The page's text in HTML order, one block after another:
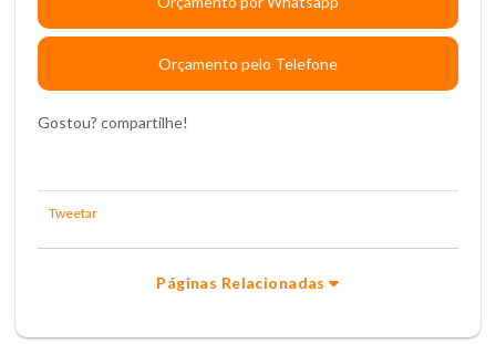
Orçamento pelo Telefone
Gostou? compartilhe!
Tweetar
Páginas Relacionadas